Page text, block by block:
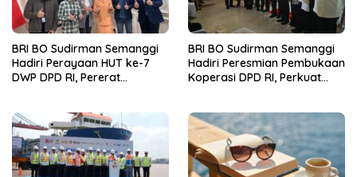
BRI BO Sudirman Semanggi
Hadiri Perayaan HUT ke-7
DWP DPD RI, Pererat
BRI BO Sudirman Semanggi
Hadiri Peresmian Pembukaan
Koperasi DPD RI, Perkuat